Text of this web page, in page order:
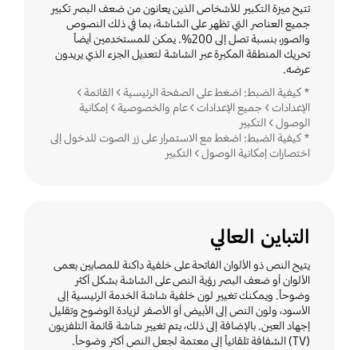
تتيح ميزة التكبير للأشخاص الذين يعانون من ضعف البصر تكبير
جميع العناصر التي تظهر على الشاشة، بما في ذلك النصوص
والصور، بنسبة تصل إلى 200%. يمكن للمستخدمين أيضاً
تحريك المنطقة المكبرة عبر الشاشة لتعديل الجزء الذي يريدون
عرضه.
* كيفية الضبط: اضغط على الصفحة الرئيسية > القائمة >
الإعدادات > جميع الإعدادات > عام والخصوصية > إمكانية
الوصول > التكبير
* كيفية الضبط: اضغط مع الاستمرار على زر الصوت للدخول إلى
اختصارات إمكانية الوصول > التكبير
التباين العالي
يتيح النص ذو الألوان الفاتحة على خلفية داكنة للمصابين بعمى
الألوان أو ضعف البصر رؤية النص على الشاشة بشكل أكثر
وضوحاً. ويمكنك تغيير لون خلفية شاشة الخدمة الرئيسية إلى
الأسود، ولون النص إلى الأبيض أو الأصفر لزيادة الوضوح وتقليل
إجهاد العين. بالإضافة إلى ذلك، يتم تغيير شاشة قائمة التلفزيون
(TV) الشفافة تلقائياً إلى معتمة لجعل النص أكثر وضوحاً.